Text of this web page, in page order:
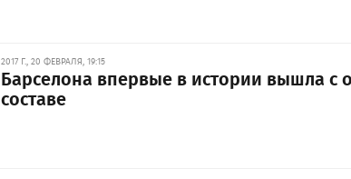
2017 Г., 20 ФЕВРАЛЯ, 19:15
Барселона впервые в истории вышла с
составе